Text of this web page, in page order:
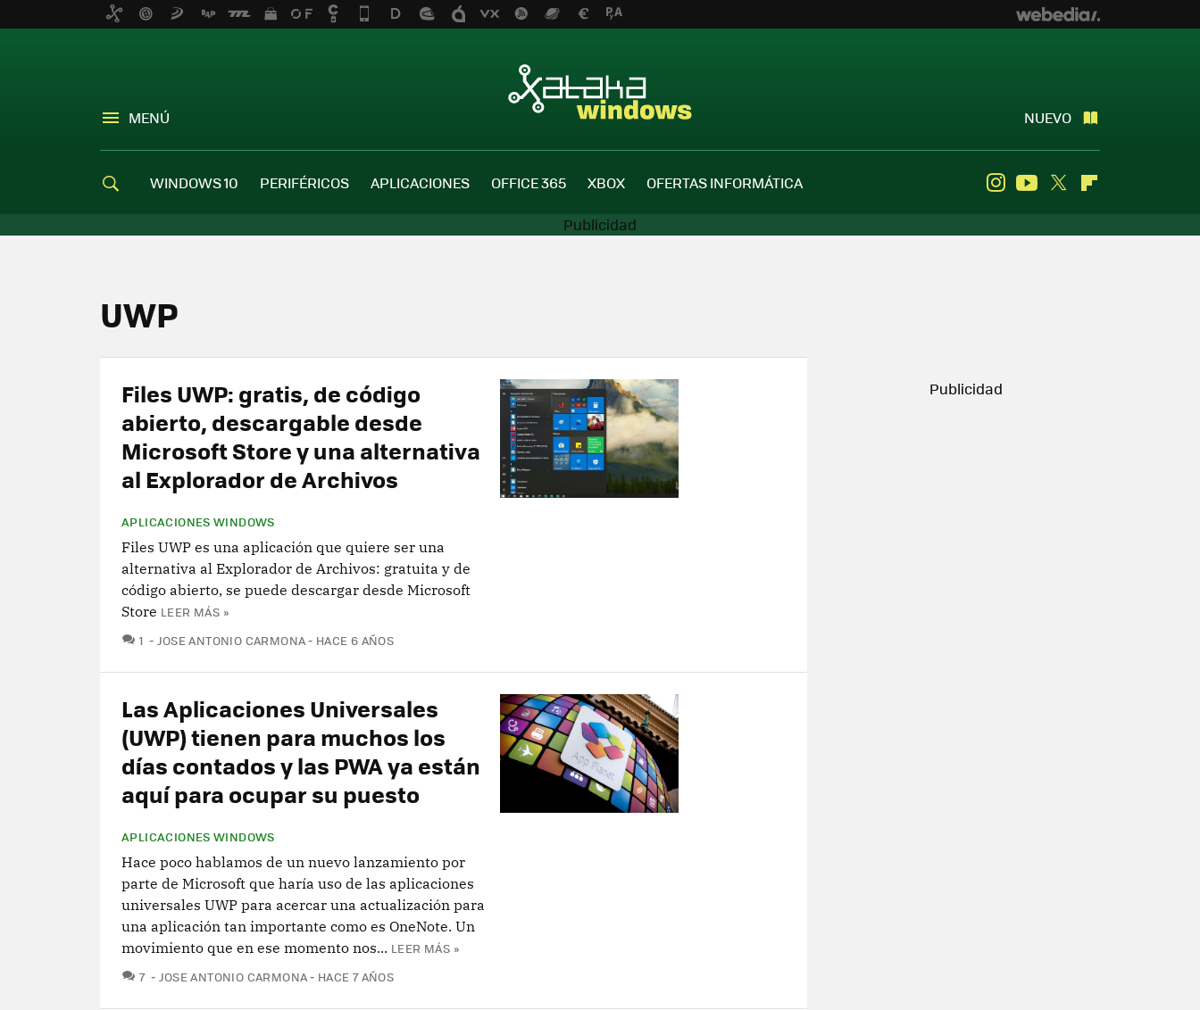
MENÚ NUEVO
WINDOWS 10 PERIFÉRICOS APLICACIONES OFFICE 365 XBOX OFERTAS INFORMÁTICA InstagramYoutube
Twitter
UWP
Files UWP: gratis, de código
abierto, descargable desde
Microsoft Store y una alternativa
al Explorador de Archivos
APLICACIONES WINDOWS
Files UWP es una aplicación que quiere ser una
alternativa al Explorador de Archivos: gratuita y de
código abierto, se puede descargar desde Microsoft
Store LEER MÁS »
1 COMENTARIOS
JOSE ANTONIO CARMONA HACE 6 AÑOS
Las Aplicaciones Universales
(UWP) tienen para muchos los
días contados y las PWA ya están
aquí para ocupar su puesto
APLICACIONES WINDOWS
Hace poco hablamos de un nuevo lanzamiento por
parte de Microsoft que haría uso de las aplicaciones
universales UWP para acercar una actualización para
una aplicación tan importante como es OneNote. Un
movimiento que en ese momento nos... LEER MÁS »
7 COMENTARIOS
JOSE ANTONIO CARMONA HACE 7 AÑOS